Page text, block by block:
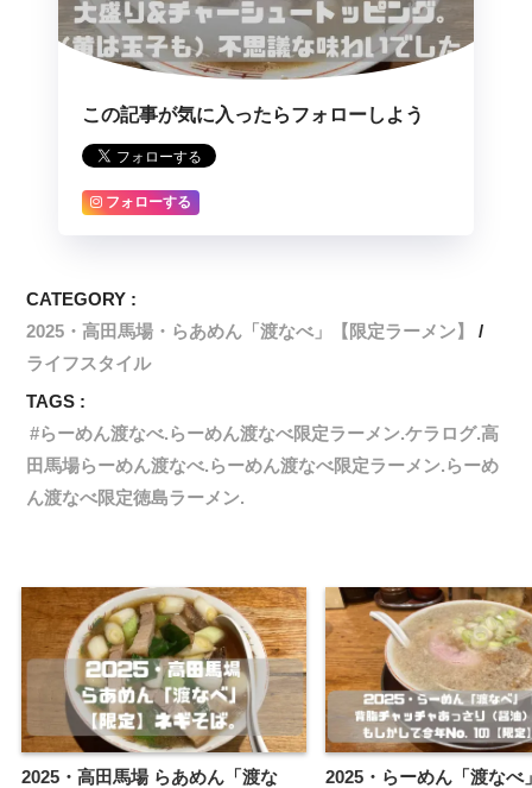
この記事が気に入ったらフォローしよう
フォローする
CATEGORY :
2025・高田馬場・らあめん「渡なべ」【限定ラーメン】
ライフスタイル
TAGS :
らーめん渡なべ.らーめん渡なべ限定ラーメン.ケラログ.高
田馬場らーめん渡なべ.らーめん渡なべ限定ラーメン.らーめ
ん渡なべ限定徳島ラーメン.
2025・高田馬場 らあめん「渡な
2025・らーめん「渡なべ